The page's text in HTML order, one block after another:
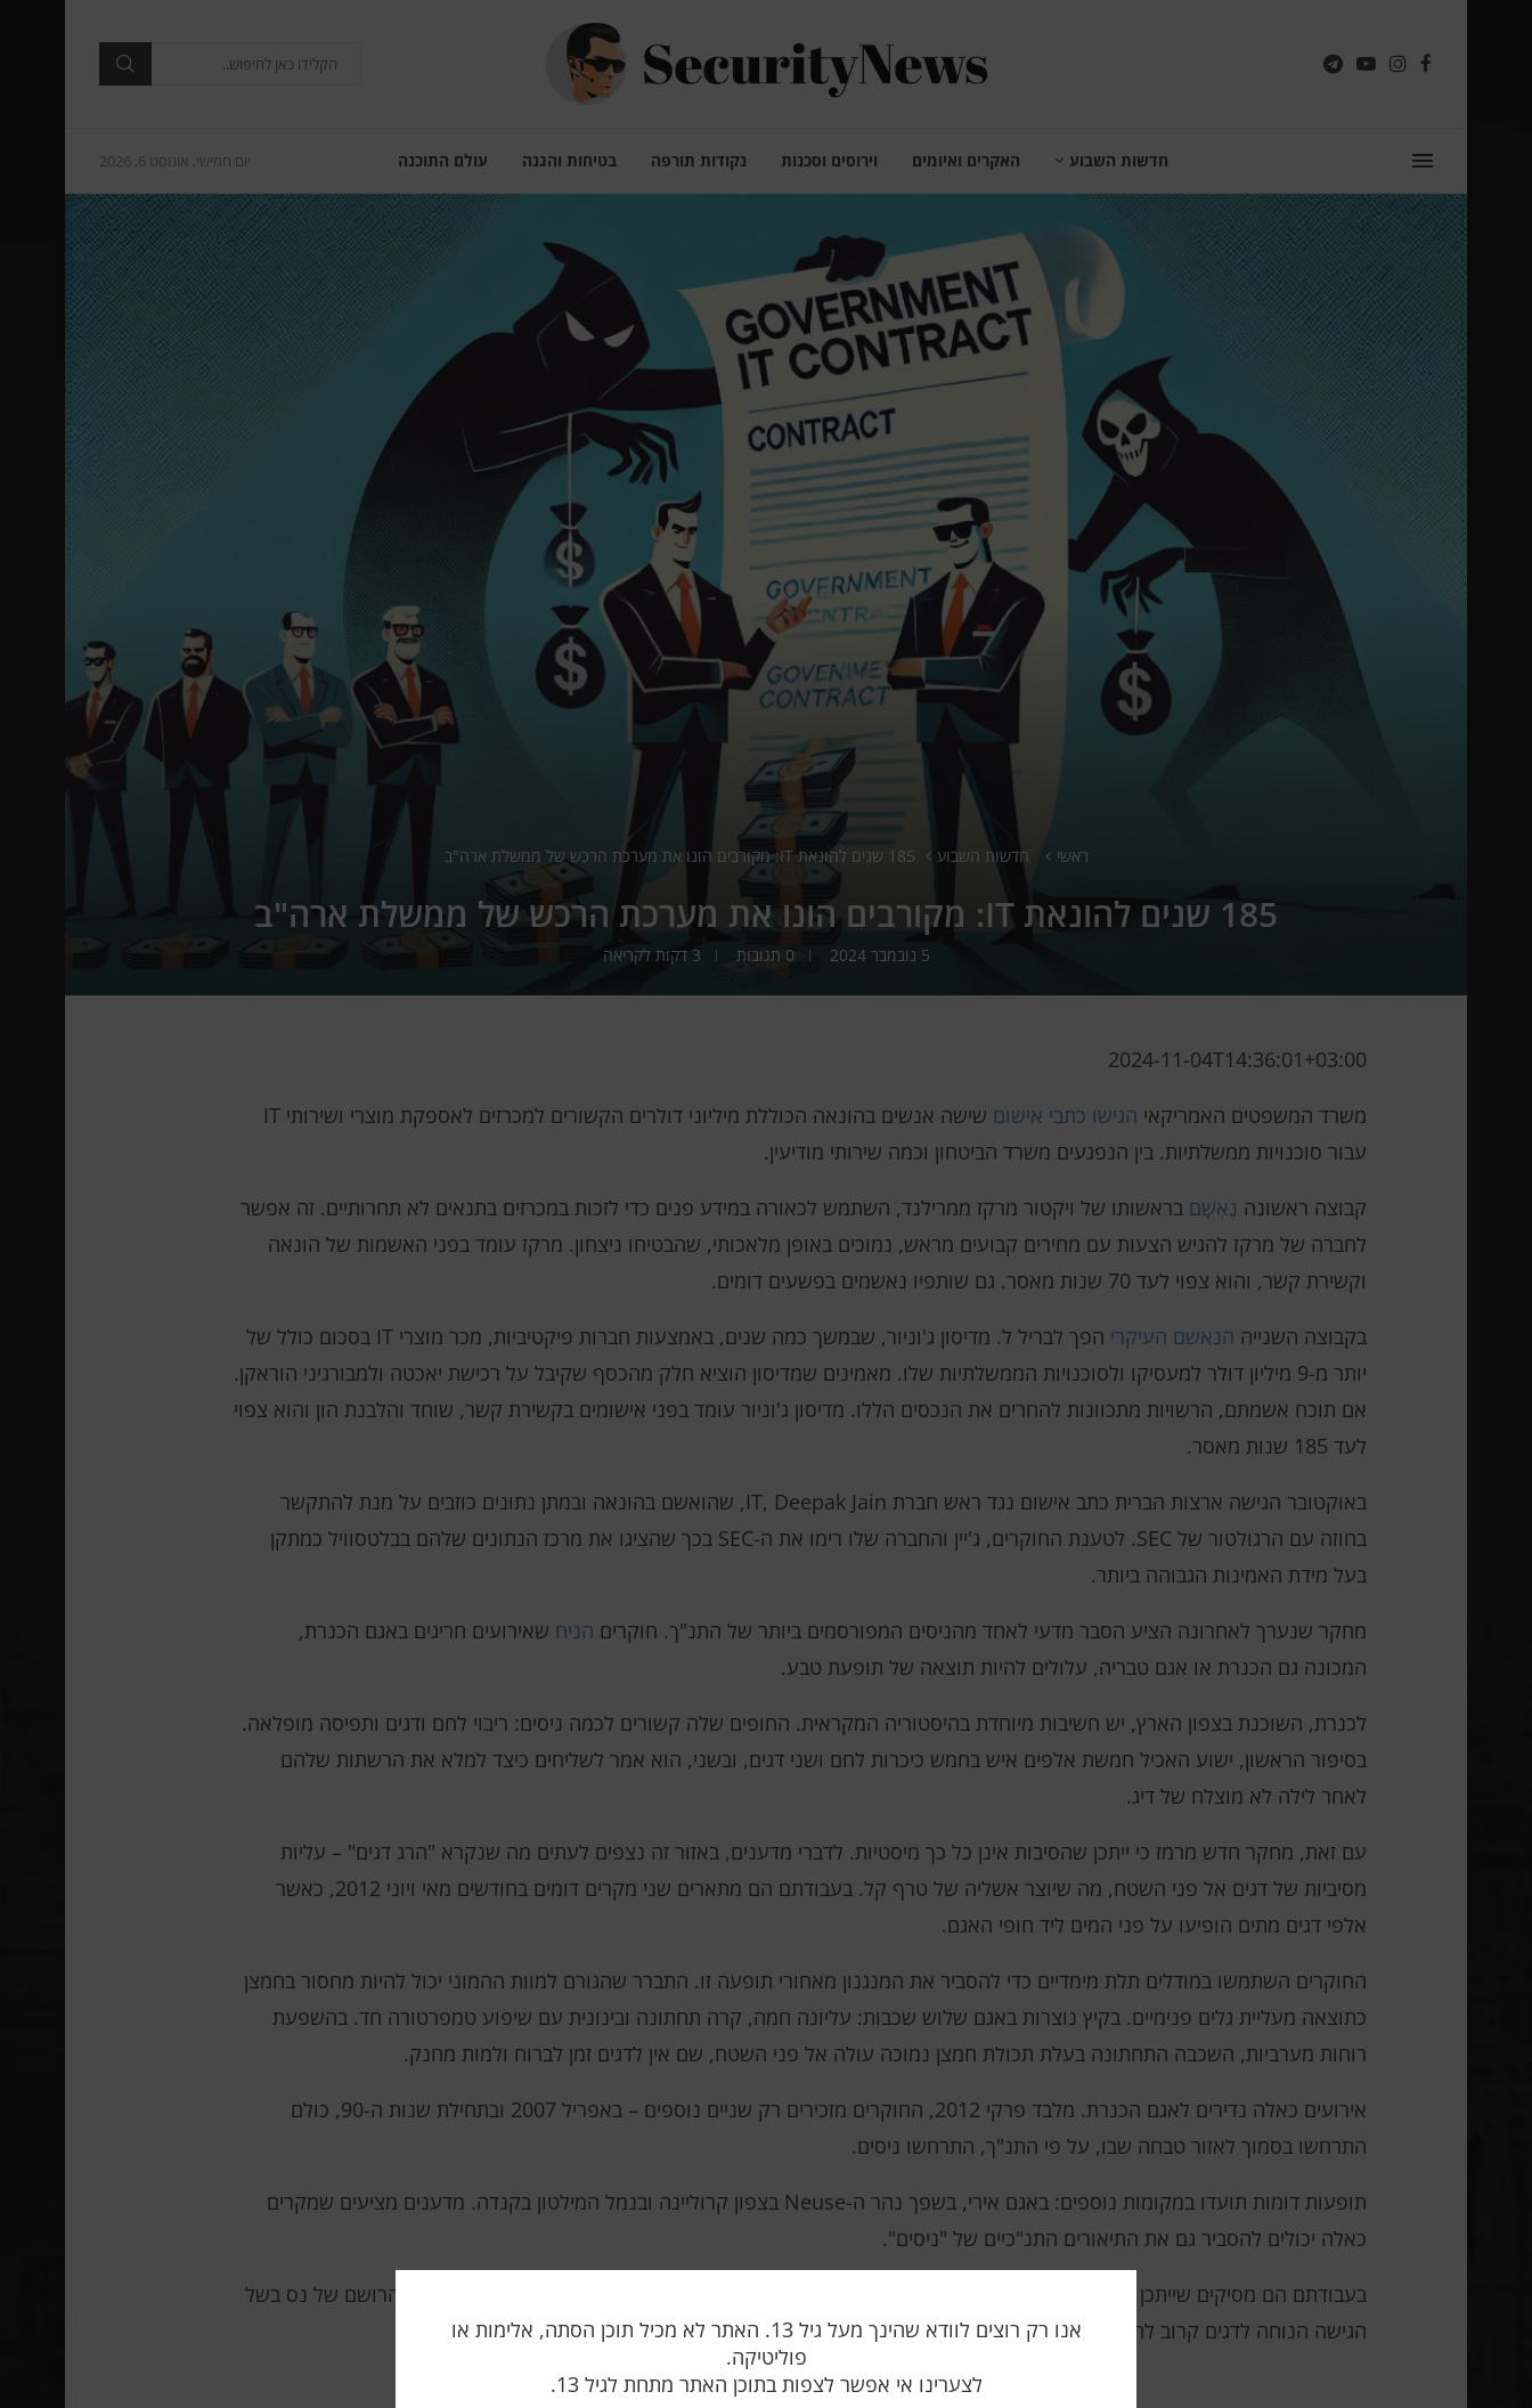
אנו רק רוצים לוודא שהינך מעל גיל 13. האתר לא מכיל תוכן הסתה, אלימות או
פוליטיקה.
לצערינו אי אפשר לצפות בתוכן האתר מתחת לגיל 13.
חדשות השבוע האקרים ואיומים וירוסים וסכנות נקודות תורפה בטיחות והגנה עולם התוכנה יום חמישי, אוגוסט 6, 2026
ראשי חדשות השבוע 185 שנים להונאת IT: מקורבים הונו את מערכת הרכש של ממשלת ארה"ב
185 שנים להונאת IT: מקורבים הונו את מערכת הרכש של ממשלת ארה"ב
5 נובמבר 2024 0 תגובות 3 דקות לקריאה
2024-11-04T14:36:01+03:00
משרד המשפטים האמריקאי הגישו כתבי אישום
שישה אנשים בהונאה הכוללת מיליוני דולרים הקשורים למכרזים לאספקת מוצרי ושירותי IT
עבור סוכנויות ממשלתיות. בין הנפגעים משרד הביטחון וכמה שירותי מודיעין.
קבוצה ראשונה נֶאְשָׁם בראשותו של ויקטור מרקז ממרילנד, השתמש לכאורה במידע פנים כדי לזכות במכרזים בתנאים לא תחרותיים. זה אפשר
לחברה של מרקז להגיש הצעות עם מחירים קבועים מראש, נמוכים באופן מלאכותי, שהבטיחו ניצחון. מרקז עומד בפני האשמות של הונאה
וקשירת קשר, והוא צפוי לעד 70 שנות מאסר. גם שותפיו נאשמים בפשעים דומים.
בקבוצה השנייה הנאשם העיקרי
הפך לבריל ל. מדיסון ג'וניור, שבמשך כמה שנים, באמצעות חברות פיקטיביות, מכר מוצרי IT בסכום כולל של
יותר מ-9 מיליון דולר למעסיקו ולסוכנויות הממשלתיות שלו. מאמינים שמדיסון הוציא חלק מהכסף שקיבל על רכישת יאכטה ולמבורגיני הוראקן.
אם תוכח אשמתם, הרשויות מתכוונות להחרים את הנכסים הללו. מדיסון ג'וניור עומד בפני אישומים בקשירת קשר, שוחד והלבנת הון והוא צפוי
לעד 185 שנות מאסר.
באוקטובר הגישה ארצות הברית כתב אישום נגד ראש חברת IT, Deepak Jain, שהואשם בהונאה ובמתן נתונים כוזבים על מנת להתקשר
בחוזה עם הרגולטור של SEC. לטענת החוקרים, ג'יין והחברה שלו רימו את ה-SEC בכך שהציגו את מרכז הנתונים שלהם בבלטסוויל כמתקן
בעל מידת האמינות הגבוהה ביותר.
מחקר שנערך לאחרונה הציע הסבר מדעי לאחד מהניסים המפורסמים ביותר של התנ"ך. חוקרים הניח שאירועים חריגים באגם הכנרת,
המכונה גם הכנרת או אגם טבריה, עלולים להיות תוצאה של תופעת טבע.
לכנרת, השוכנת בצפון הארץ, יש חשיבות מיוחדת בהיסטוריה המקראית. החופים שלה קשורים לכמה ניסים: ריבוי לחם ודגים ותפיסה מופלאה.
בסיפור הראשון, ישוע האכיל חמשת אלפים איש בחמש כיכרות לחם ושני דגים, ובשני, הוא אמר לשליחים כיצד למלא את הרשתות שלהם
לאחר לילה לא מוצלח של דיג.
עם זאת, מחקר חדש מרמז כי ייתכן שהסיבות אינן כל כך מיסטיות. לדברי מדענים, באזור זה נצפים לעתים מה שנקרא "הרג דגים" – עליות
מסיביות של דגים אל פני השטח, מה שיוצר אשליה של טרף קל. בעבודתם הם מתארים שני מקרים דומים בחודשים מאי ויוני 2012, כאשר
אלפי דגים מתים הופיעו על פני המים ליד חופי האגם.
החוקרים השתמשו במודלים תלת מימדיים כדי להסביר את המנגנון מאחורי תופעה זו. התברר שהגורם למוות ההמוני יכול להיות מחסור בחמצן
כתוצאה מעליית גלים פנימיים. בקיץ נוצרות באגם שלוש שכבות: עליונה חמה, קרה תחתונה ובינונית עם שיפוע טמפרטורה חד. בהשפעת
רוחות מערביות, השכבה התחתונה בעלת תכולת חמצן נמוכה עולה אל פני השטח, שם אין לדגים זמן לברוח ולמות מחנק.
אירועים כאלה נדירים לאגם הכנרת. מלבד פרקי 2012, החוקרים מזכירים רק שניים נוספים – באפריל 2007 ובתחילת שנות ה-90, כולם
התרחשו בסמוך לאזור טבחה שבו, על פי התנ"ך, התרחשו ניסים.
תופעות דומות תועדו במקומות נוספים: באגם אירי, בשפך נהר ה-Neuse בצפון קרוליינה ובנמל המילטון בקנדה. מדענים מציעים שמקרים
כאלה יכולים להסביר גם את התיאורים התנ"כיים של "ניסים".
בעבודתם הם מסיקים שייתכן ותופעות כאלה התרחשו כבר לפני אלפיים שנה לאורך חופי אגם הכנרת, מה שגרם לאנשים הרושם של נס בשל
הגישה הנוחה לדגים קרוב לחוף.